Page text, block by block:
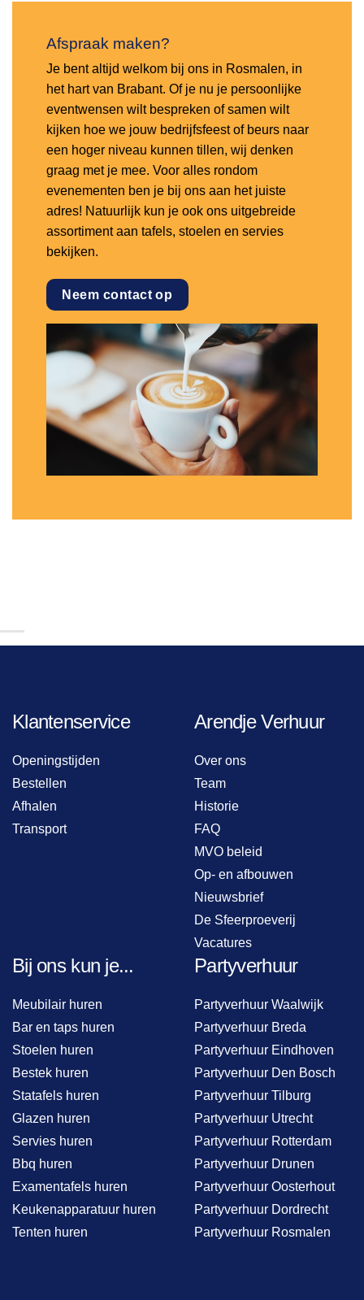
Afspraak maken?
Je bent altijd welkom bij ons in Rosmalen, in
het hart van Brabant. Of je nu je persoonlijke
eventwensen wilt bespreken of samen wilt
kijken hoe we jouw bedrijfsfeest of beurs naar
een hoger niveau kunnen tillen, wij denken
graag met je mee. Voor alles rondom
evenementen ben je bij ons aan het juiste
adres! Natuurlijk kun je ook ons uitgebreide
assortiment aan tafels, stoelen en servies
bekijken.
Neem contact op
Klantenservice
Openingstijden
Bestellen
Afhalen
Transport
Arendje Verhuur
Over ons
Team
Historie
FAQ
MVO beleid
Op- en afbouwen
Nieuwsbrief
De Sfeerproeverij
Vacatures
Bij ons kun je...
Meubilair huren
Bar en taps huren
Stoelen huren
Bestek huren
Statafels huren
Glazen huren
Servies huren
Bbq huren
Examentafels huren
Keukenapparatuur huren
Tenten huren
Partyverhuur
Partyverhuur Waalwijk
Partyverhuur Breda
Partyverhuur Eindhoven
Partyverhuur Den Bosch
Partyverhuur Tilburg
Partyverhuur Utrecht
Partyverhuur Rotterdam
Partyverhuur Drunen
Partyverhuur Oosterhout
Partyverhuur Dordrecht
Partyverhuur Rosmalen